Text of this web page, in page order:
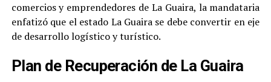
comercios y emprendedores de La Guaira, la mandataria
enfatizó que el estado La Guaira se debe convertir en eje
de desarrollo logístico y turístico.
Plan de Recuperación de La Guaira